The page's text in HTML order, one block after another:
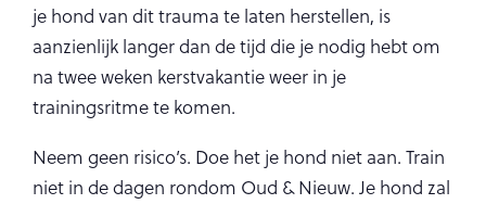
je hond van dit trauma te laten herstellen, is
aanzienlijk langer dan de tijd die je nodig hebt om
na twee weken kerstvakantie weer in je
trainingsritme te komen.
Neem geen risico’s. Doe het je hond niet aan. Train
niet in de dagen rondom Oud & Nieuw. Je hond zal